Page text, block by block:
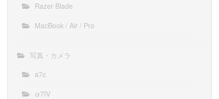
Razer Blade
MacBook / Air / Pro
写真・カメラ
a7c
α7IV